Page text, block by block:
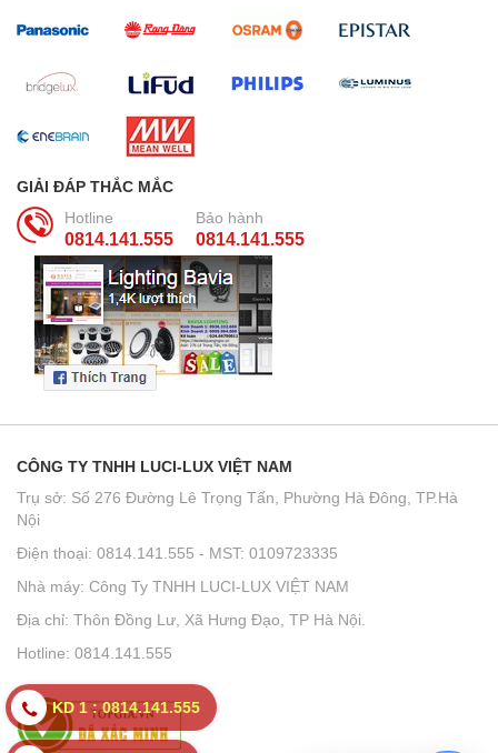
GIẢI ĐÁP THẮC MẮC
Hotline
0814.141.555
Bảo hành
0814.141.555
CÔNG TY TNHH LUCI-LUX VIỆT NAM
Trụ sở: Số 276 Đường Lê Trọng Tấn, Phường Hà Đông, TP.Hà
Nội
Điện thoại: 0814.141.555 - MST: 0109723335
Nhà máy: Công Ty TNHH LUCI-LUX VIỆT NAM
Địa chỉ: Thôn Đồng Lư, Xã Hưng Đạo, TP Hà Nội.
Hotline: 0814.141.555
KD 1 : 0814.141.555